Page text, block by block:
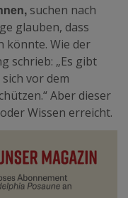
suchen nach
glauben, dass
könnte. Wie der
schrieb: „Es gibt
vor dem
Aber dieser
Wissen erreicht.